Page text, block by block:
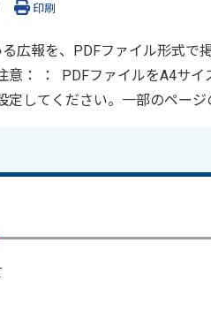
印刷
広報を、PDFファイル形式で
意： ： PDFファイルをA4サ
定してください。一部のペー